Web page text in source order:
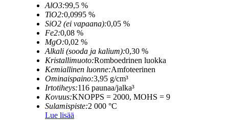
AlO3:99,5 %
TiO2:0,0995 %
SiO2 (ei vapaana):0,05 %
Fe2:0,08 %
MgO:0,02 %
Alkali (sooda ja kalium):0,30 %
Kristallimuoto:Romboedrinen luokka
Kemiallinen luonne:Amfoteerinen
Ominaispaino:3,95 g/cm³
Irtotiheys:116 paunaa/jalka³
Kovuus:KNOPPS = 2000, MOHS = 9
Sulamispiste:2 000 °C
Lue lisää